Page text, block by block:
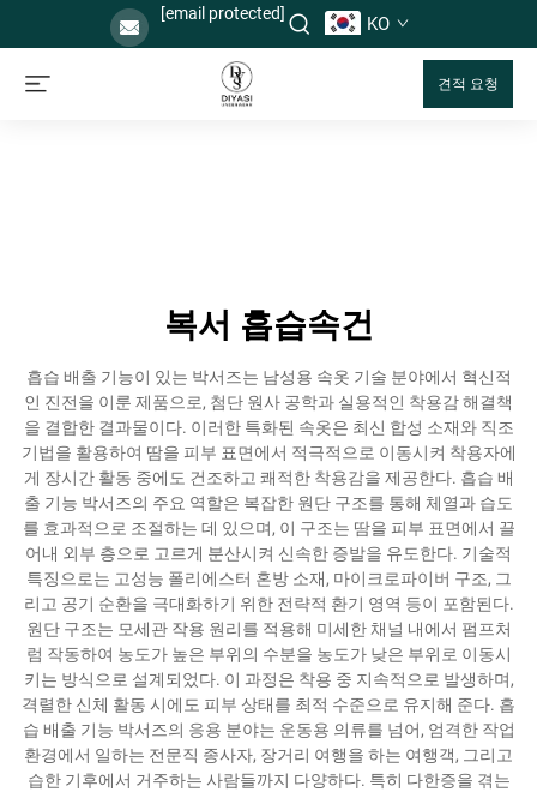
[email protected] KO
견적 요청
복서 흡습속건
흡습 배출 기능이 있는 박서즈는 남성용 속옷 기술 분야에서 혁신적
인 진전을 이룬 제품으로, 첨단 원사 공학과 실용적인 착용감 해결책
을 결합한 결과물이다. 이러한 특화된 속옷은 최신 합성 소재와 직조
기법을 활용하여 땀을 피부 표면에서 적극적으로 이동시켜 착용자에
게 장시간 활동 중에도 건조하고 쾌적한 착용감을 제공한다. 흡습 배
출 기능 박서즈의 주요 역할은 복잡한 원단 구조를 통해 체열과 습도
를 효과적으로 조절하는 데 있으며, 이 구조는 땀을 피부 표면에서 끌
어내 외부 층으로 고르게 분산시켜 신속한 증발을 유도한다. 기술적
특징으로는 고성능 폴리에스터 혼방 소재, 마이크로파이버 구조, 그
리고 공기 순환을 극대화하기 위한 전략적 환기 영역 등이 포함된다.
원단 구조는 모세관 작용 원리를 적용해 미세한 채널 내에서 펌프처
럼 작동하여 농도가 높은 부위의 수분을 농도가 낮은 부위로 이동시
키는 방식으로 설계되었다. 이 과정은 착용 중 지속적으로 발생하며,
격렬한 신체 활동 시에도 피부 상태를 최적 수준으로 유지해 준다. 흡
습 배출 기능 박서즈의 응용 분야는 운동용 의류를 넘어, 엄격한 작업
환경에서 일하는 전문직 종사자, 장거리 여행을 하는 여행객, 그리고
습한 기후에서 거주하는 사람들까지 다양하다. 특히 다한증을 겪는